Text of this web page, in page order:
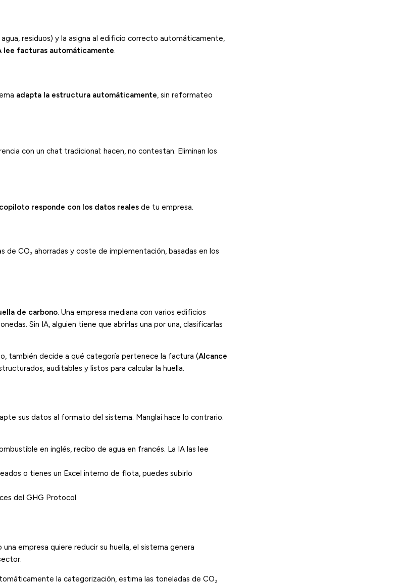
residuos) y la asigna al edificio correcto automáticamente,
lee facturas automáticamente.
adapta la estructura automáticamente , sin reformateo
con un chat tradicional: hacen, no contestan. Eliminan los
copiloto responde con los datos reales de tu empresa.
CO₂ ahorradas y coste de implementación, basadas en los
de carbono. Una empresa mediana con varios edificios
Sin IA, alguien tiene que abrirlas una por una, clasificarlas
también decide a qué categoría pertenece la factura (Alcance
auditables y listos para calcular la huella.
sus datos al formato del sistema. Manglai hace lo contrario:
en inglés, recibo de agua en francés. La IA las lee
o tienes un Excel interno de flota, puedes subirlo
del GHG Protocol .
empresa quiere reducir su huella, el sistema genera
la categorización, estima las toneladas de CO₂